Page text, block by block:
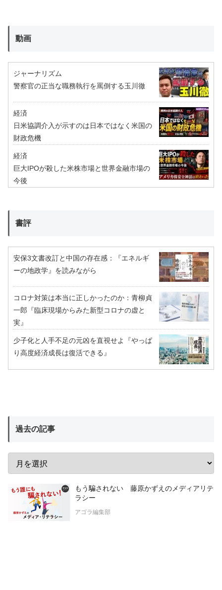
動画
ジャーナリズム
警察官の正当な職務執行を罵倒する玉川徹
経済
日米協調介入が示すのは日本ではなく米国の
財政危機
経済
巨大IPOが殺した米株市場と世界金融市場の
今後
書評
安保3文書改訂と中国の存在感：『エネルギ
ーの地政学』を読みながら
コロナ対策は本当に正しかったのか：青柳貞
一郎『臨床現場からみた新型コロナの虚と
実』
少子化と人手不足の元凶を直視せよ『やっぱ
り高度経済成長は復活できる』
過去の記事
もう騙されない 藤原かずえのメディアリテ
ラシー
アゴラ編集部